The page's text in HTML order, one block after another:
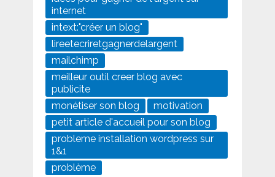
internet
intext:"créer un blog"
lireetecriretgagnerdelargent
mailchimp
meilleur outil creer blog avec
publicite
monétiser son blog
motivation
petit article d'accueil pour son blog
probleme installation wordpress sur
1&1
problème